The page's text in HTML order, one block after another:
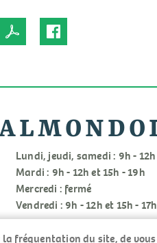
Lundi, jeudi, samedi : 9h - 12h
Mardi : 9h - 12h et 15h - 19h
Mercredi : fermé
Vendredi : 9h - 12h et 15h - 17h
fréquentation du site, de